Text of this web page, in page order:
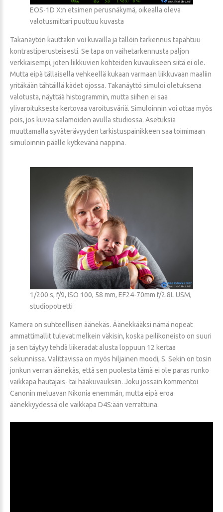
EOS-1D X:n etsimen perusnäkymä, oikealla oleva
valotusmittari puuttuu kuvasta
Takanäytön kauttakin voi kuvailla ja tällöin tarkennus tapahtuu
kontrastiperusteisesti. Se tapa on vaihetarkennusta paljon
verkkaisempi, joten liikkuvien kohteiden kuvaukseen siitä ei ole.
Mutta eipä tällaisella vehkeellä kukaan varmaan liikkuvaan maaliin
yritäkään tähtäillä kädet ojossa. Takanäyttö simuloi oletuksena
valotusta, näyttää histogrammin, mutta siihen ei saa
ylivaroituksesta kertovaa varoitusväriä. Simuloinnin voi ottaa myös
pois, jos kuvaa salamoiden avulla studiossa. Asetuksia
muuttamalla syväterävyyden tarkistuspainikkeen saa toimimaan
simuloinnin päälle kytkevänä nappina.
1/200 s, f/9, ISO 100, 58 mm, EF24-70mm f/2.8L USM,
studiopotretti
Kamera on suhteellisen äänekäs. Äänekkääksi nämä nopeat
ammattimallit tulevat melkein väkisin, koska peilikoneisto on suuri
ja sen täytyy tehdä liikeradat alusta loppuun 12 kertaa
sekunnissa. Valittavissa on myös hiljainen moodi, S. Sekin on tosin
jonkun verran äänekäs, että sen puolesta tämä ei ole paras runko
vaikkapa hautajais- tai hääkuvauksiin. Joku jossain kommentoi
Canonin meluavan Nikonia enemmän, mutta eipä eroa
äänekkyydessä ole vaikkapa D4S:ään verrattuna.